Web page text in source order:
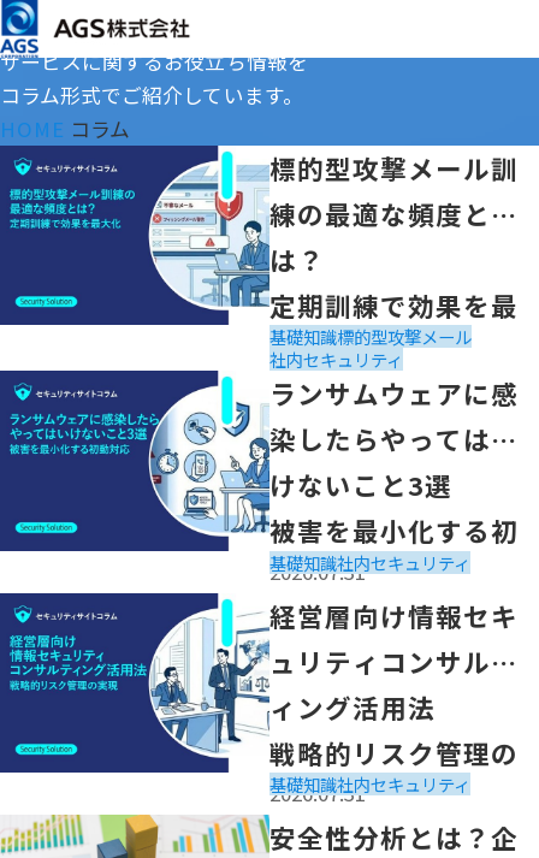
メインコンテンツまでスキップ
COLUMN
コラム
サービスに関するお役立ち情報を
コラム形式でご紹介しています。
HOME コラム
コラム一覧
「標的型攻撃メール訓練の最適な頻度とは？
定期訓練で効果を最大化」の記事を読む
2026.08.07
標的型攻撃メール訓
練の最適な頻度と
は？
定期訓練で効果を最
大化
基礎知識標的型攻撃メール
社内セキュリティ
「ランサムウェアに感染したらやってはいけないこと3選
被害を最小化する初動対応」の記事を読む
2026.07.31
ランサムウェアに感
染したらやってはい
けないこと3選
被害を最小化する初
動対応
基礎知識社内セキュリティ
「経営層向け情報セキュリティコンサルティング活用法
戦略的リスク管理の実現」の記事を読む
2026.07.31
経営層向け情報セキ
ュリティコンサルテ
ィング活用法
戦略的リスク管理の
実現
基礎知識社内セキュリティ
「安全性分析とは？企業の財務健全性を評価する5つの重
安全性分析とは？企
前へ
次へ